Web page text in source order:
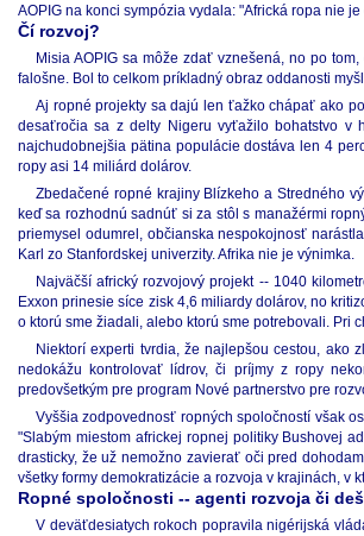
AOPIG na konci sympózia vydala: "Africká ropa nie
Čí rozvoj?
Misia AOPIG sa môže zdať vznešená, no po
falošne. Bol to celkom príkladný obraz oddanosti
Aj ropné projekty sa dajú len ťažko chápať ako
desaťročia sa z delty Nigeru vyťažilo bohatstvo v
najchudobnejšia pätina populácie dostáva len 4
ropy asi 14 miliárd dolárov.
Zbedačené ropné krajiny Blízkeho a Stredného
keď sa rozhodnú sadnúť si za stôl s manažérmi
priemysel odumrel, občianska nespokojnosť
Karl zo Stanfordskej univerzity. Afrika nie je výnimka.
Najväčší africký rozvojový projekt -- 1040
Exxon prinesie síce zisk 4,6 miliardy dolárov, no
o ktorú sme žiadali, alebo ktorú sme potrebovali. Pri
Niektorí experti tvrdia, že najlepšou cestou,
nedokážu kontrolovať lídrov, či príjmy z ropy
predovšetkým pre program Nové partnerstvo pre
Vyššia zodpovednosť ropných spoločností však
"Slabým miestom africkej ropnej politiky Bushovej
drasticky, že už nemožno zavierať oči pred
všetky formy demokratizácie a rozvoja v krajinách, v
Ropné spoločnosti -- agenti rozvoja či
V deväťdesiatych rokoch popravila nigérijská